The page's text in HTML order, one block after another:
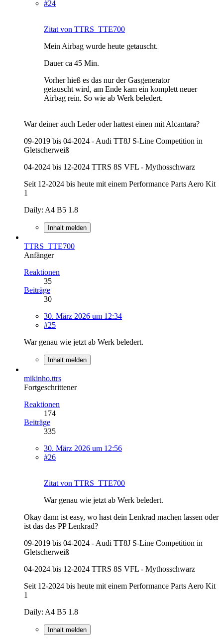
#24
Zitat von TTRS_TTE700
Mein Airbag wurde heute getauscht.
Dauer ca 45 Min.
Vorher hieß es das nur der Gasgenerator
getauscht wird, am Ende kam ein komplett neuer
Airbag rein. So wie ab Werk beledert.
War deiner auch Leder oder hattest einen mit Alcantara?
09-2019 bis 04-2024 - Audi TT8J S-Line Competition in
Gletscherweiß
04-2024 bis 12-2024 TTRS 8S VFL - Mythosschwarz
Seit 12-2024 bis heute mit einem Performance Parts Aero Kit
1
Daily: A4 B5 1.8
Inhalt melden
TTRS_TTE700
Anfänger
Reaktionen
35
Beiträge
30
30. März 2026 um 12:34
#25
War genau wie jetzt ab Werk beledert.
Inhalt melden
mikinho.ttrs
Fortgeschrittener
Reaktionen
174
Beiträge
335
30. März 2026 um 12:56
#26
Zitat von TTRS_TTE700
War genau wie jetzt ab Werk beledert.
Okay dann ist easy, wo hast dein Lenkrad machen lassen oder
ist das das PP Lenkrad?
09-2019 bis 04-2024 - Audi TT8J S-Line Competition in
Gletscherweiß
04-2024 bis 12-2024 TTRS 8S VFL - Mythosschwarz
Seit 12-2024 bis heute mit einem Performance Parts Aero Kit
1
Daily: A4 B5 1.8
Inhalt melden